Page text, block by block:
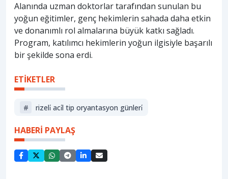
Alanında uzman doktorlar tarafından sunulan bu
yoğun eğitimler, genç hekimlerin sahada daha etkin
ve donanımlı rol almalarına büyük katkı sağladı.
Program, katılımcı hekimlerin yoğun ilgisiyle başarılı
bir şekilde sona erdi.
ETİKETLER
# rizeli̇ aci̇l tip oryantasyon günleri̇
HABERİ PAYLAŞ